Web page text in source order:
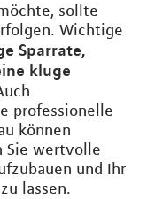
sollte
Wichtige
Sparrate,
kluge
professionelle
können
Sie wertvolle
und Ihr
lassen.